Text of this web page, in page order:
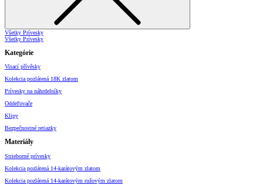
Všetky Prívesky
Všetky Prívesky
Kategórie
Visací přívěsky
Kolekcia pozlátená 18K zlatom
Prívesky na náhrdelníky
Oddeľovače
Klipy
Bezpečnostné retiazky
Materiály
Strieborné prívesky
Kolekcia pozlátená 14-karátovým zlatom
Kolekcia pozlátená 14-karátovým ružovým zlatom